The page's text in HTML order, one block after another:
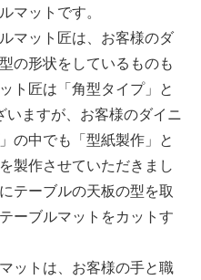
マットです。
マット匠は、お客様のダ
の形状をしているものも
ト匠は「角型タイプ」と
いますが、お客様のダイニ
の中でも「型紙製作」と
製作させていただきまし
テーブルの天板の型を取
ーブルマットをカットす
ットは、お客様の手と職